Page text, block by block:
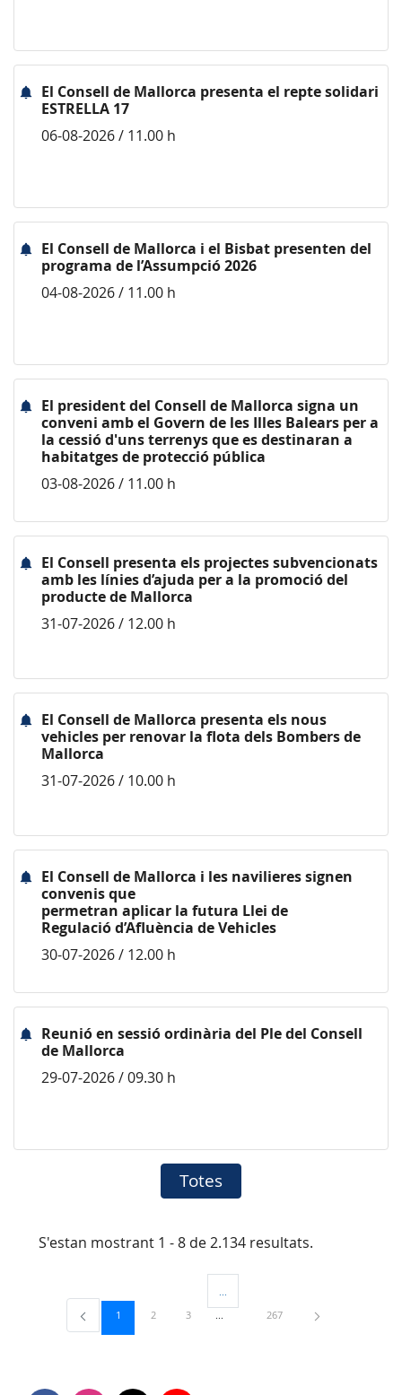
El Consell de Mallorca presenta el repte solidari
ESTRELLA 17
06-08-2026 / 11.00 h
El Consell de Mallorca i el Bisbat presenten del
programa de l’Assumpció 2026
04-08-2026 / 11.00 h
El president del Consell de Mallorca signa un
conveni amb el Govern de les Illes Balears per a
la cessió d'uns terrenys que es destinaran a
habitatges de protecció pública
03-08-2026 / 11.00 h
El Consell presenta els projectes subvencionats
amb les línies d’ajuda per a la promoció del
producte de Mallorca
31-07-2026 / 12.00 h
El Consell de Mallorca presenta els nous
vehicles per renovar la flota dels Bombers de
Mallorca
31-07-2026 / 10.00 h
El Consell de Mallorca i les navilieres signen
convenis que
permetran aplicar la futura Llei de
Regulació d’Afluència de Vehicles
30-07-2026 / 12.00 h
Reunió en sessió ordinària del Ple del Consell
de Mallorca
29-07-2026 / 09.30 h
Totes
S'estan mostrant 1 - 8 de 2.134 resultats.
Pàgina
1 Pàgina
2 Pàgina
3
Pàgines intermèdies Utilitzeu TAB per
Pàgina
267